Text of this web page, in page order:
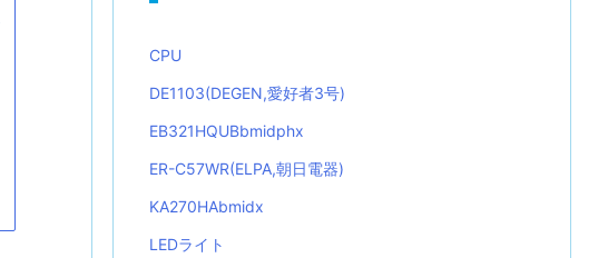
CPU
DE1103(DEGEN,愛好者3号)
EB321HQUBbmidphx
ER-C57WR(ELPA,朝日電器)
KA270HAbmidx
LEDライト